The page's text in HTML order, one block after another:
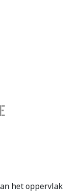
het oppervlak